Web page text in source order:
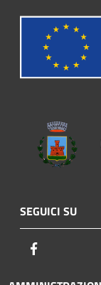
SEGUICI SU